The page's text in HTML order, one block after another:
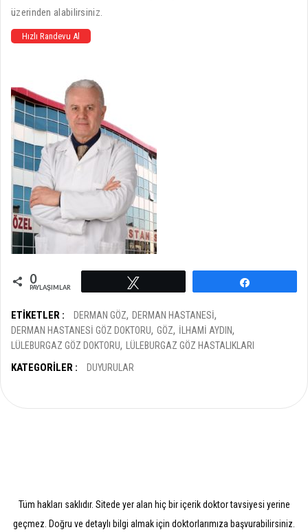
üzerinden alabilirsiniz.
Hızlı Randevu Al
0
PAYLAŞIMLAR
ETIKETLER : DERMAN GÖZ
DERMAN HASTANESI
DERMAN HASTANESI GÖZ DOKTORU GÖZ
ILHAMI AYDIN
LÜLEBURGAZ GÖZ DOKTORU
LÜLEBURGAZ GÖZ HASTALIKLARI
KATEGORILER : DUYURULAR
Tüm hakları saklıdır. Sitede yer alan hiç bir içerik doktor tavsiyesi yerine
geçmez. Doğru ve detaylı bilgi almak için doktorlarımıza başvurabilirsiniz.